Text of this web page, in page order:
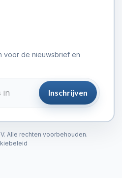
voor de nieuwsbrief en
Inschrijven
Alle rechten voorbehouden.